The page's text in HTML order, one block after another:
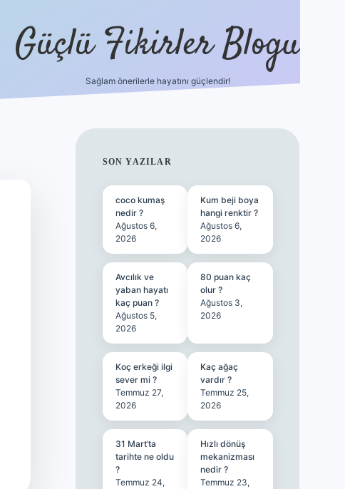
Güçlü Fikirler Blogu
Sağlam önerilerle hayatını güçlendir!
SIDEBAR
SON YAZILAR
coco kumaş
nedir ?
Ağustos 6,
2026
Kum beji boya
hangi renktir ?
Ağustos 6,
2026
Avcılık ve
yaban hayatı
kaç puan ?
Ağustos 5,
2026
80 puan kaç
olur ?
Ağustos 3,
2026
Koç erkeği ilgi
sever mi ?
Temmuz 27,
2026
Kaç ağaç
vardır ?
Temmuz 25,
2026
31 Mart’ta
tarihte ne oldu
?
Temmuz 24,
Hızlı dönüş
mekanizması
nedir ?
Temmuz 23,
ilbet bahis sitesi